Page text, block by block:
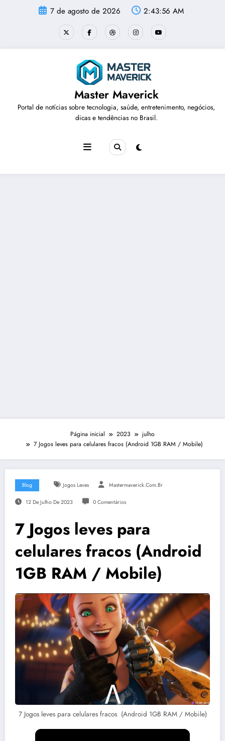
7 de agosto de 2026 2:43:57 AM
Master Maverick
Portal de notícias sobre tecnologia, saúde, entretenimento, negócios,
dicas e tendências no Brasil.
Página inicial 2023
julho
7 Jogos leves para celulares fracos (Android 1GB RAM / Mobile)
Blog Jogos Leves Mastermaverick.com.br
12 De Julho De 2023 0 Comentários
7 Jogos leves para
celulares fracos (Android
1GB RAM / Mobile)
7 Jogos leves para celulares fracos (Android 1GB RAM / Mobile)